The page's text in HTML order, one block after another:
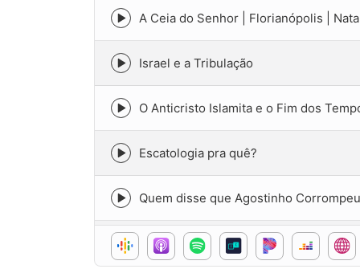
Episode
play
icon
A Ceia do Senhor | Florianópolis |
Episode
play
icon
Israel e a Tribulação
Episode
play
icon
O Anticristo Islamita e o Fim dos
Episode
play
icon
Escatologia pra quê?
Episode
play
icon
Quem disse que Agostinho
Episode
play
O Controle de Deus sobre o Tempo